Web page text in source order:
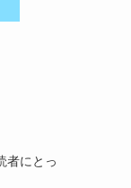
者にとっ